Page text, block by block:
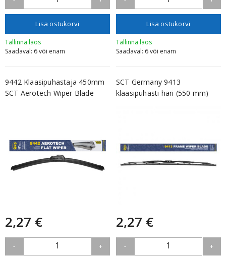
Lisa ostukorvi
Tallinna laos
Saadaval: 6 või enam
Lisa ostukorvi
Tallinna laos
Saadaval: 6 või enam
9442 Klaasipuhastaja 450mm
SCT Aerotech Wiper Blade
2,27 €
- 1 +
SCT Germany 9413
klaasipuhasti hari (550 mm)
2,27 €
- 1 +